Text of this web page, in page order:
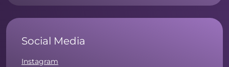
Social Media
Instagram